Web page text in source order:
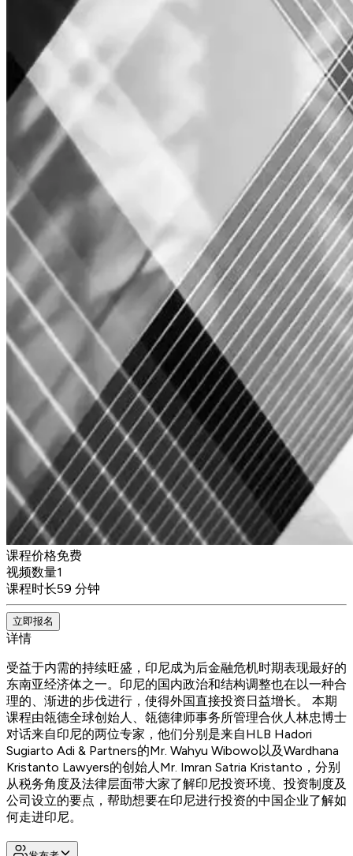
课程价格免费
视频数量1
课程时长59 分钟
立即报名
详情
受益于内需的持续旺盛，印尼成为后金融危机时期表现最好的
东南亚经济体之一。印尼的国内政治和结构调整也在以一种合
理的、渐进的步伐进行，使得外国直接投资日益增长。 本期
课程由瓴德全球创始人、瓴德律师事务所管理合伙人林忠博士
对话来自印尼的两位专家，他们分别是来自HLB Hadori
Sugiarto Adi & Partners的Mr. Wahyu Wibowo以及Wardhana
Kristanto Lawyers的创始人Mr. Imran Satria Kristanto，分别
从税务角度及法律层面带大家了解印尼投资环境、投资制度及
公司设立的要点，帮助想要在印尼进行投资的中国企业了解如
何走进印尼。